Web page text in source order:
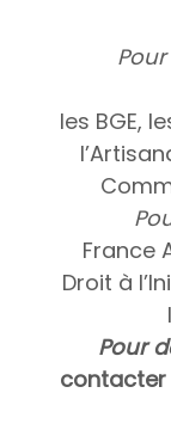
les BGE,
France
Droit à
Pour
contacter